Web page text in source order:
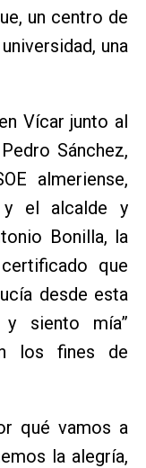
un centro de
una
Vícar junto al
Sánchez,
almeriense,
y el alcalde y
Bonilla, la
que
desde esta
siento mía”
los fines de
qué vamos a
la alegría,